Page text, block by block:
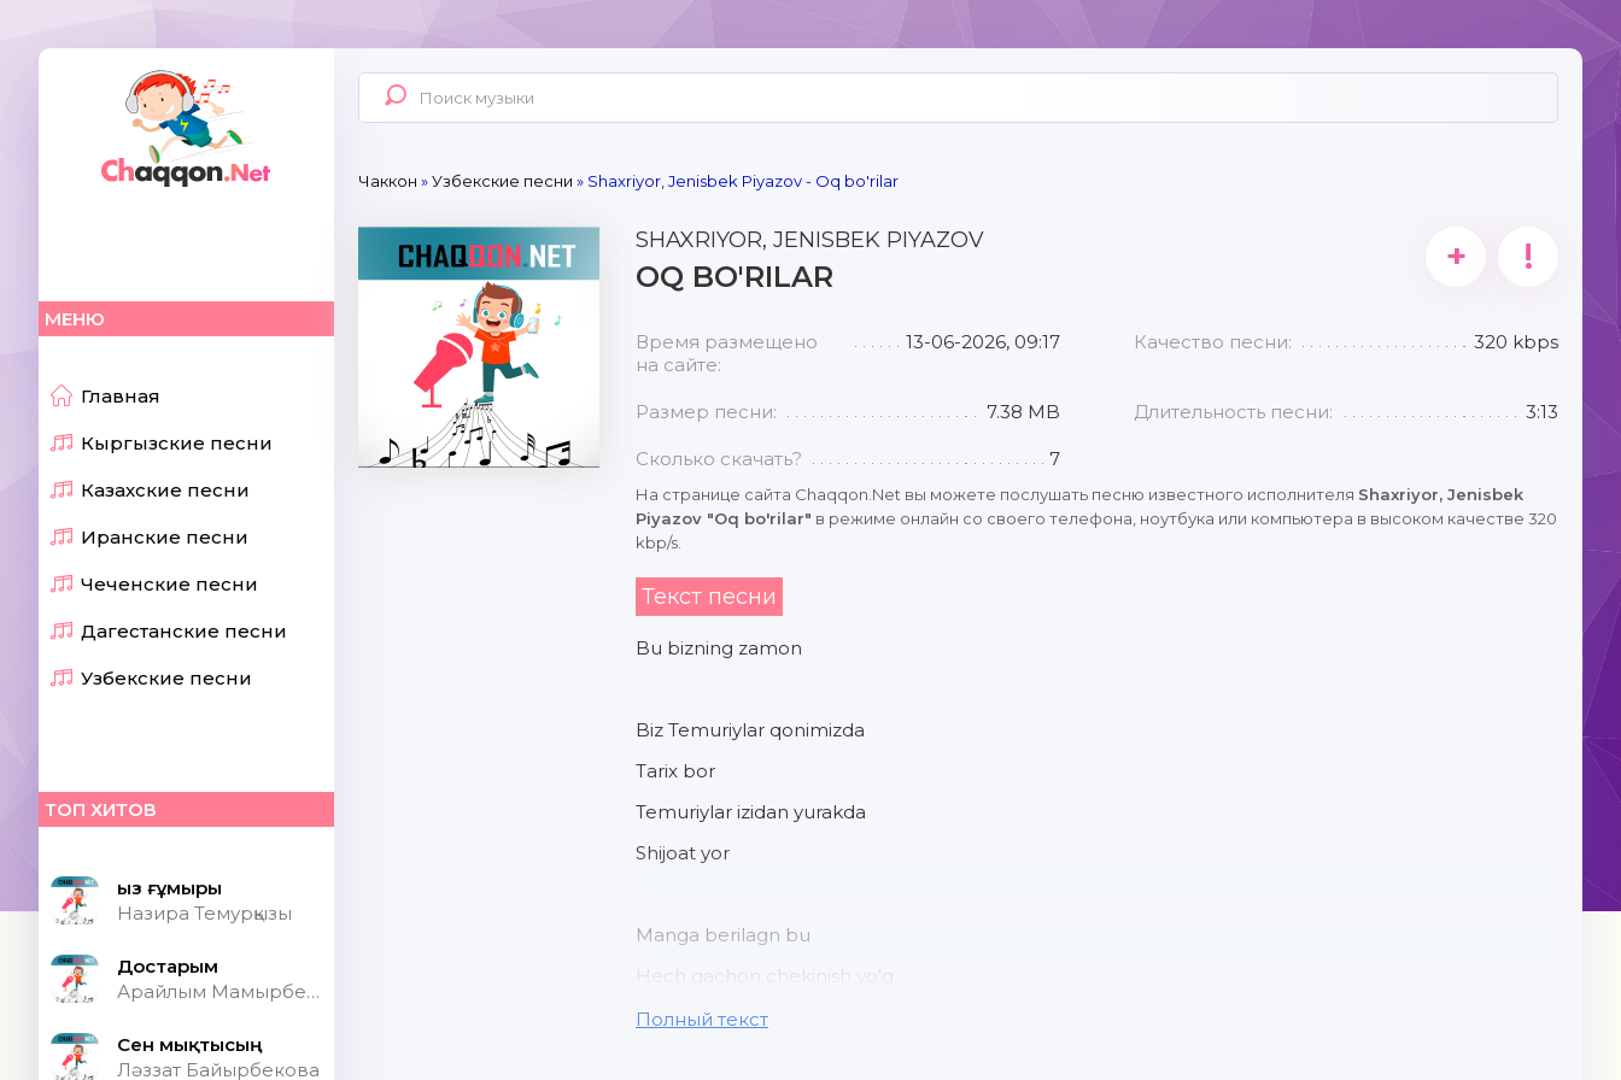
МЕНЮ
Главная
Кыргызские песни
Казахские песни
Иранские песни
Чеченские песни
Дагестанские песни
Узбекские песни
ТОП ХИТОВ
Қыз ғұмыры
Назира Темурқызы
Достарым
Арайлым Мамырбекқызы
Сен мықтысың
Ләззат Байырбекова
Чаккон »Узбекские песни » Shaxriyor, Jenisbek Piyazov - Oq bo'rilar
SHAXRIYOR, JENISBEK PIYAZOV
OQ BO'RILAR + !
Время размещено
на сайте:
13-06-2026, 09:17 Качество песни: 320 kbps
Размер песни: 7.38 MB Длительность песни: 3:13
Сколько скачать? 7
На странице сайта Chaqqon.Net вы можете послушать песню известного исполнителя Shaxriyor, Jenisbek
Piyazov "Oq bo'rilar" в режиме онлайн со своего телефона, ноутбука или компьютера в высоком качестве 320
kbp/s.
Текст песни
Bu bizning zamon
Biz Temuriylar qonimizda
Tarix bor
Temuriylar izidan yurakda
Shijoat yor
Manga berilagn bu
Hech qachon chekinish yo'q
Maydonda futbol bu jang
Полный текст